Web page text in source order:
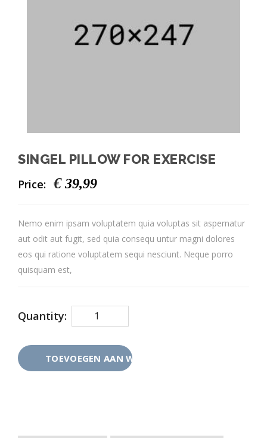
SINGEL PILLOW FOR EXERCISE
Price: €39,99
Nemo enim ipsam voluptatem quia voluptas sit aspernatur
aut odit aut fugit, sed quia consequ untur magni dolores
eos qui ratione voluptatem sequi nesciunt. Neque porro
quisquam est,
Quantity:
TOEVOEGEN AAN WINKELWAGEN